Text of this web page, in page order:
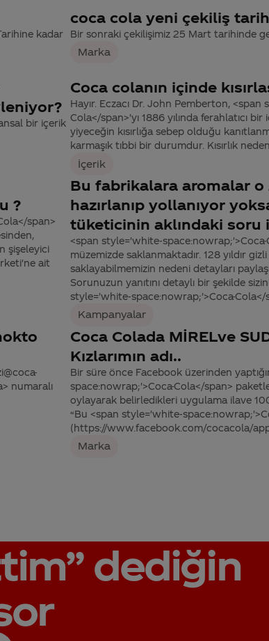
kadar
coca cola yeni çekiliş
Bir sonraki çekilişimiz 25 Mart tarihinde
Marka
bir içerik
Coca colanın içinde
Hayır. Eczacı Dr. John Pemberton,
Cola</span>'yı 1886 yılında ferahlatıcı
yiyeceğin kısırlığa sebep olduğu
karmaşık tıbbi bir durumdur. Kısırlık
İçerik
?
span>
şişeleyici
ait
Bu fabrikalara aromalar o
hazırlanıp yollanıyor
tüketicinin aklındaki soru
<span style='white-space:nowrap;'>Coca-
müzemizde saklanmaktadır. 128 yıldır
saklayabilmemizin nedeni detayları
Sorunuzun yanıtını detaylı bir şekilde
style='white-space:nowrap;'>Coca-Cola</
Kampanyalar
numaralı
Coca Colada MİRELve
Kızlarımın adı..
Bir süre önce Facebook üzerinden
space:nowrap;'>Coca-Cola</span>
oylayarak belirledikleri uygulama ilave
“Bu <span style='white-
(https://www.facebook.com/cocacola/
Marka
dediğin